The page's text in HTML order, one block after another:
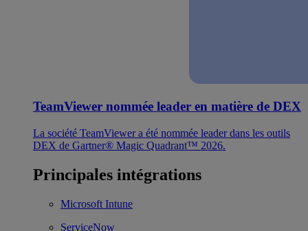
TeamViewer nommée leader en matière de DEX
La société TeamViewer a été nommée leader dans les outils
DEX de Gartner® Magic Quadrant™ 2026.
Principales intégrations
Microsoft Intune
ServiceNow